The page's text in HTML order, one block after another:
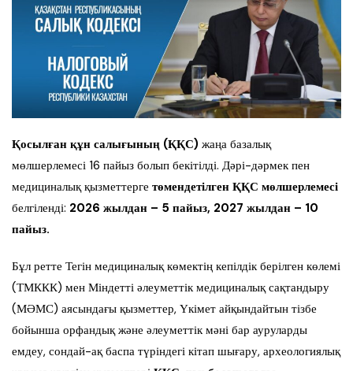
Қосылған құн салығының (ҚҚС) жаңа базалық
мөлшерлемесі 16 пайыз болып бекітілді. Дәрі-дәрмек пен
медициналық қызметтерге төмендетілген ҚҚС мөлшерлемесі
белгіленді: 2026 жылдан – 5 пайыз, 2027 жылдан – 10
пайыз.
Бұл ретте Тегін медициналық көмектің кепілдік берілген көлемі
(ТМККК) мен Міндетті әлеуметтік медициналық сақтандыру
(МӘМС) аясындағы қызметтер, Үкімет айқындайтын тізбе
бойынша орфандық және әлеуметтік мәні бар ауруларды
емдеу, сондай-ақ баспа түріндегі кітап шығару, археологиялық